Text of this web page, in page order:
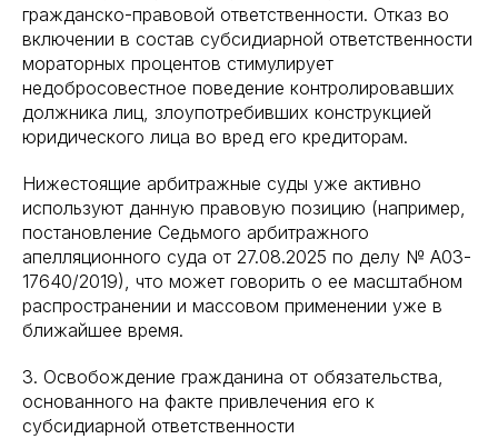
гражданско-правовой ответственности. Отказ во
включении в состав субсидиарной ответственности
мораторных процентов стимулирует
недобросовестное поведение контролировавших
должника лиц, злоупотребивших конструкцией
юридического лица во вред его кредиторам.
Нижестоящие арбитражные суды уже активно
используют данную правовую позицию (например,
постановление Седьмого арбитражного
апелляционного суда от 27.08.2025 по делу № А03-
17640/2019), что может говорить о ее масштабном
распространении и массовом применении уже в
ближайшее время.
3. Освобождение гражданина от обязательства,
основанного на факте привлечения его к
субсидиарной ответственности